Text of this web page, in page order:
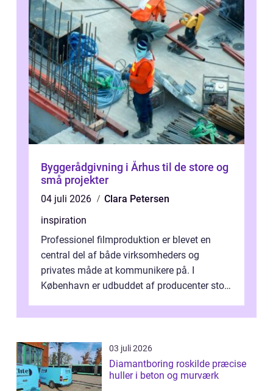
Byggerådgivning i Århus til de store og
små projekter
04 juli 2026
Clara Petersen
inspiration
Professionel filmproduktion er blevet en
central del af både virksomheders og
privates måde at kommunikere på. I
København er udbuddet af producenter stort,
inti...
03 juli 2026
Diamantboring roskilde præcise
huller i beton og murværk